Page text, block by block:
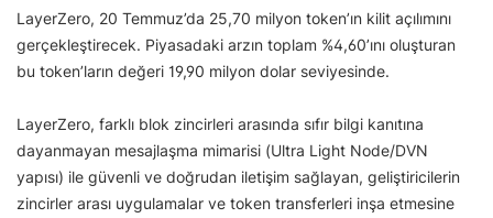
LayerZero, 20 Temmuz’da 25,70 milyon token’ın kilit açılımını
gerçekleştirecek. Piyasadaki arzın toplam %4,60’ını oluşturan
bu token’ların değeri 19,90 milyon dolar seviyesinde.
LayerZero, farklı blok zincirleri arasında sıfır bilgi kanıtına
dayanmayan mesajlaşma mimarisi (Ultra Light Node/DVN
yapısı) ile güvenli ve doğrudan iletişim sağlayan, geliştiricilerin
zincirler arası uygulamalar ve token transferleri inşa etmesine